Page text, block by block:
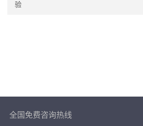
验
全国免费咨询热线